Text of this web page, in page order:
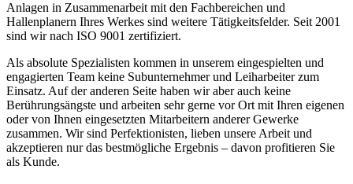
Anlagen in Zusammenarbeit mit den Fachbereichen und
Hallenplanern Ihres Werkes sind weitere Tätigkeitsfelder. Seit 2001
sind wir nach ISO 9001 zertifiziert.
Als absolute Spezialisten kommen in unserem eingespielten und
engagierten Team keine Subunternehmer und Leiharbeiter zum
Einsatz. Auf der anderen Seite haben wir aber auch keine
Berührungsängste und arbeiten sehr gerne vor Ort mit Ihren eigenen
oder von Ihnen eingesetzten Mitarbeitern anderer Gewerke
zusammen. Wir sind Perfektionisten, lieben unsere Arbeit und
akzeptieren nur das bestmögliche Ergebnis – davon profitieren Sie
als Kunde.